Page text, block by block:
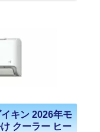
キン 2026年モ
クーラー ヒー